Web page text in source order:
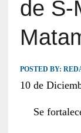
de S-
POSTED BY:
10 de
Se